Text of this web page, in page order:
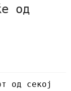
од
од секој